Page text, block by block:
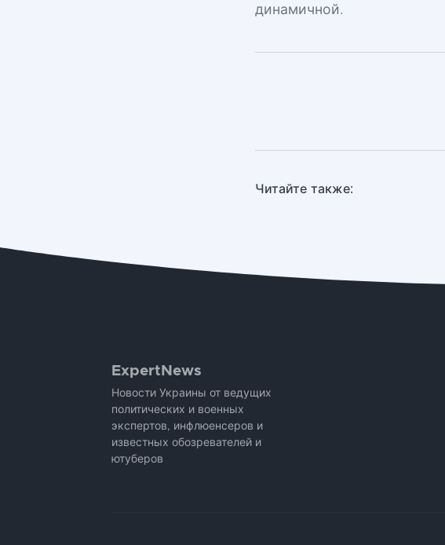
динамичной.
Читайте также:
ExpertNews
Новости Украины от ведущих
политических и военных
экспертов, инфлюенсеров и
известных обозревателей и
ютуберов